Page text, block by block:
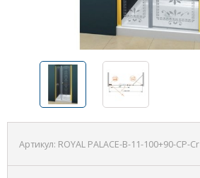
Артикул: ROYAL PALACE-B-11-100+90-CP-Cr